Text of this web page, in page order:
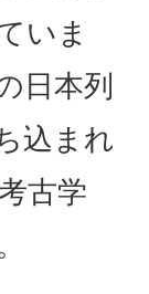
いま
日本列
込まれ
古学